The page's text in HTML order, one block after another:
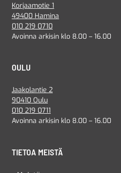
Korjaamotie 1
49400 Hamina
010 219 0710
Avoinna arkisin klo 8.00 – 16.00
OULU
Jaakolantie 2
90410 Oulu
010 219 0711
Avoinna arkisin klo 8.00 – 16.00
TIETOA MEISTÄ